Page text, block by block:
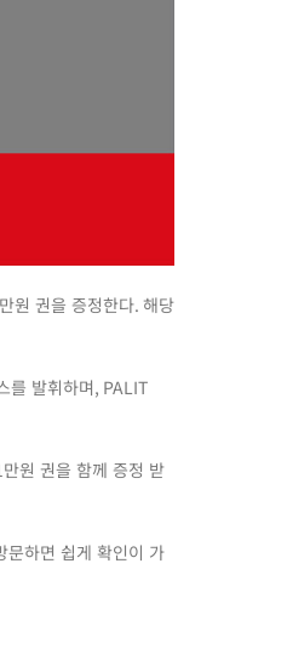
만원 권을 증정한다. 해당
를 발휘하며, PALIT
만원 권을 함께 증정 받
문하면 쉽게 확인이 가